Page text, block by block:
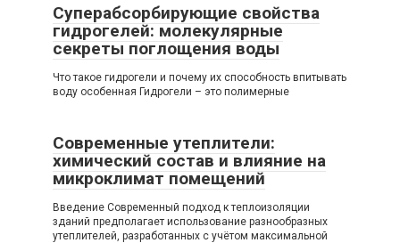
Суперабсорбирующие свойства
гидрогелей: молекулярные
секреты поглощения воды
Что такое гидрогели и почему их способность впитывать
воду особенная Гидрогели – это полимерные
Современные утеплители:
химический состав и влияние на
микроклимат помещений
Введение Современный подход к теплоизоляции
зданий предполагает использование разнообразных
утеплителей, разработанных с учётом максимальной